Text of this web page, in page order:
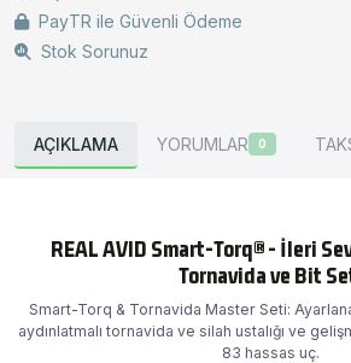
PayTR ile Güvenli Ödeme
Stok Sorunuz
AÇIKLAMA YORUMLAR 0
REAL AVID Smart-Torq® - İleri
Tornavida ve Bit
Smart-Torq & Tornavida Master Seti:
aydınlatmalı tornavida ve silah ustalığı ve
83 hassas uç.